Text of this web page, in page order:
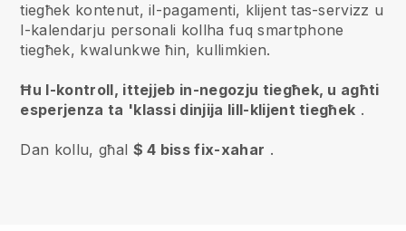
tiegħek kontenut, il-pagamenti, klijent tas-servizz u
l-kalendarju personali kollha fuq smartphone
tiegħek, kwalunkwe ħin, kullimkien.
Ħu l-kontroll, ittejjeb in-negozju tiegħek, u agħti
esperjenza ta 'klassi dinjija lill-klijent tiegħek .
Dan kollu, għal $ 4 biss fix-xahar .